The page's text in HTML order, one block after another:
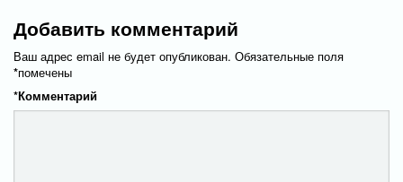
Добавить комментарий
Ваш адрес email не будет опубликован. Обязательные поля
помечены
*
Комментарий
*